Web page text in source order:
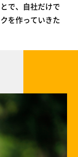
で、自社だけで
を作っていきた